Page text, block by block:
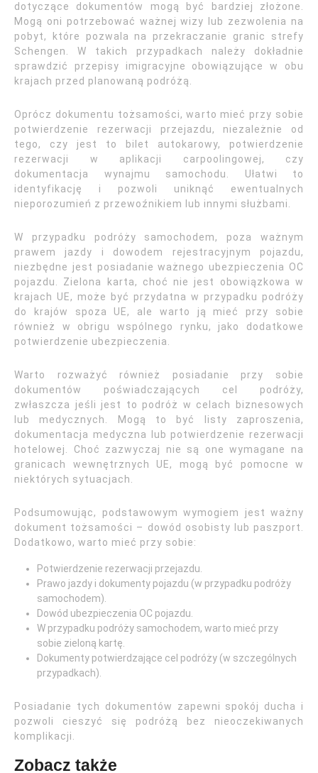
dotyczące dokumentów mogą być bardziej złożone.
Mogą oni potrzebować ważnej wizy lub zezwolenia na
pobyt, które pozwala na przekraczanie granic strefy
Schengen. W takich przypadkach należy dokładnie
sprawdzić przepisy imigracyjne obowiązujące w obu
krajach przed planowaną podróżą.
Oprócz dokumentu tożsamości, warto mieć przy sobie
potwierdzenie rezerwacji przejazdu, niezależnie od
tego, czy jest to bilet autokarowy, potwierdzenie
rezerwacji w aplikacji carpoolingowej, czy
dokumentacja wynajmu samochodu. Ułatwi to
identyfikację i pozwoli uniknąć ewentualnych
nieporozumień z przewoźnikiem lub innymi służbami.
W przypadku podróży samochodem, poza ważnym
prawem jazdy i dowodem rejestracyjnym pojazdu,
niezbędne jest posiadanie ważnego ubezpieczenia OC
pojazdu. Zielona karta, choć nie jest obowiązkowa w
krajach UE, może być przydatna w przypadku podróży
do krajów spoza UE, ale warto ją mieć przy sobie
również w obrigu wspólnego rynku, jako dodatkowe
potwierdzenie ubezpieczenia.
Warto rozważyć również posiadanie przy sobie
dokumentów poświadczających cel podróży,
zwłaszcza jeśli jest to podróż w celach biznesowych
lub medycznych. Mogą to być listy zaproszenia,
dokumentacja medyczna lub potwierdzenie rezerwacji
hotelowej. Choć zazwyczaj nie są one wymagane na
granicach wewnętrznych UE, mogą być pomocne w
niektórych sytuacjach.
Podsumowując, podstawowym wymogiem jest ważny
dokument tożsamości – dowód osobisty lub paszport.
Dodatkowo, warto mieć przy sobie:
Potwierdzenie rezerwacji przejazdu.
Prawo jazdy i dokumenty pojazdu (w przypadku podróży
samochodem).
Dowód ubezpieczenia OC pojazdu.
W przypadku podróży samochodem, warto mieć przy
sobie zieloną kartę.
Dokumenty potwierdzające cel podróży (w szczególnych
przypadkach).
Posiadanie tych dokumentów zapewni spokój ducha i
pozwoli cieszyć się podróżą bez nieoczekiwanych
komplikacji.
Zobacz także